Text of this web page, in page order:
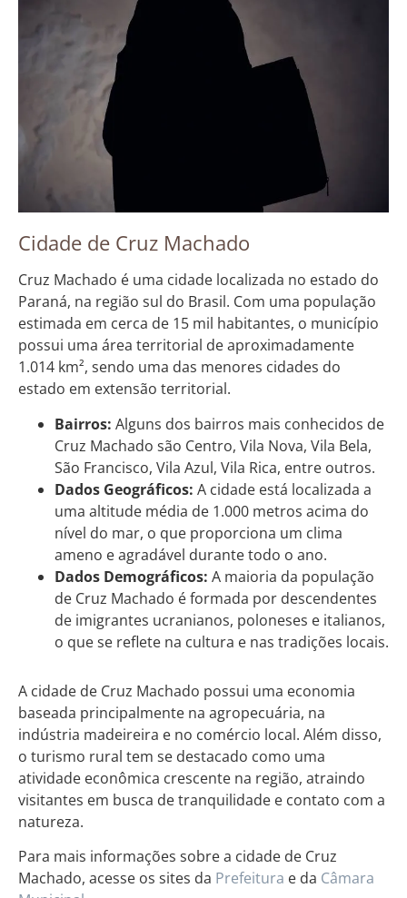
Cidade de Cruz Machado
Cruz Machado é uma cidade localizada no estado do
Paraná, na região sul do Brasil. Com uma população
estimada em cerca de 15 mil habitantes, o município
possui uma área territorial de aproximadamente
1.014 km², sendo uma das menores cidades do
estado em extensão territorial.
Bairros: Alguns dos bairros mais conhecidos de
Cruz Machado são Centro, Vila Nova, Vila Bela,
São Francisco, Vila Azul, Vila Rica, entre outros.
Dados Geográficos: A cidade está localizada a
uma altitude média de 1.000 metros acima do
nível do mar, o que proporciona um clima
ameno e agradável durante todo o ano.
Dados Demográficos: A maioria da população
de Cruz Machado é formada por descendentes
de imigrantes ucranianos, poloneses e italianos,
o que se reflete na cultura e nas tradições locais.
A cidade de Cruz Machado possui uma economia
baseada principalmente na agropecuária, na
indústria madeireira e no comércio local. Além disso,
o turismo rural tem se destacado como uma
atividade econômica crescente na região, atraindo
visitantes em busca de tranquilidade e contato com a
natureza.
Para mais informações sobre a cidade de Cruz
Machado, acesse os sites da Prefeitura e da Câmara